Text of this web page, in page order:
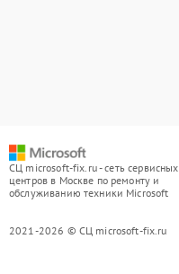
СЦ microsoft-fix.ru - сеть сервисных
центров в Москве по ремонту и
обслуживанию техники Microsoft
2021-2026 © СЦ microsoft-fix.ru